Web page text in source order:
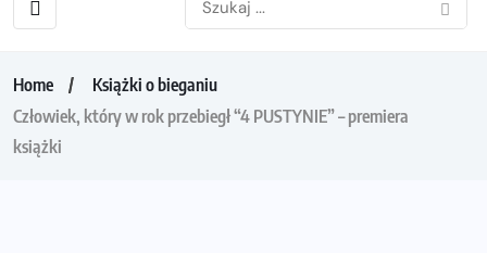
Home
Książki o bieganiu
Człowiek, który w rok przebiegł “4 PUSTYNIE” – premiera
książki